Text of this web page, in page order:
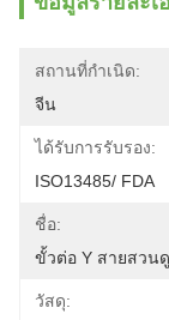
สถานที่กำเนิด:
จีน
ได้รับการรับรอง:
ISO13485/ FDA
ชื่อ:
ขั้วต่อ Y สายสวน
วัสดุ: